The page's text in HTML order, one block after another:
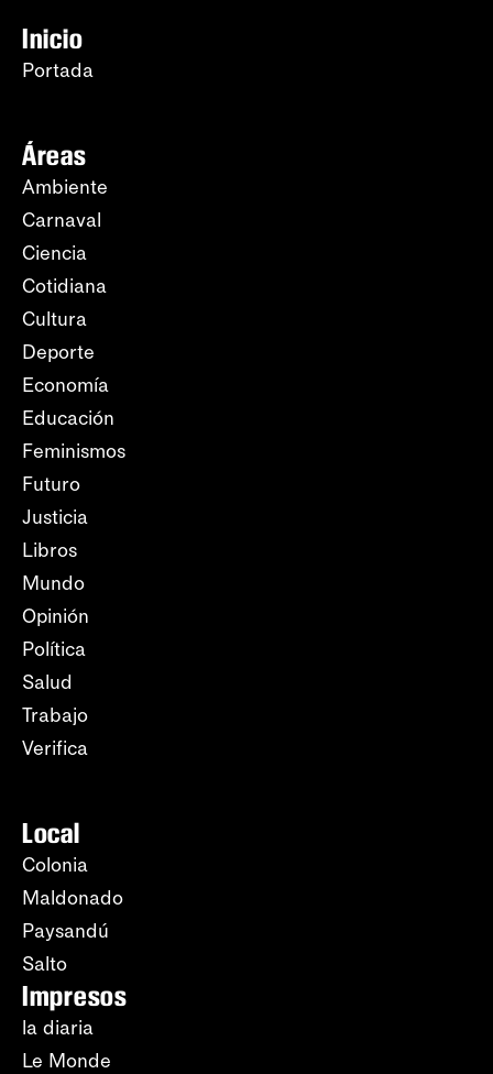
Inicio
Portada
Áreas
Ambiente
Carnaval
Ciencia
Cotidiana
Cultura
Deporte
Economía
Educación
Feminismos
Futuro
Justicia
Libros
Mundo
Opinión
Política
Salud
Trabajo
Verifica
Local
Colonia
Maldonado
Paysandú
Salto
Impresos
la diaria
Le Monde